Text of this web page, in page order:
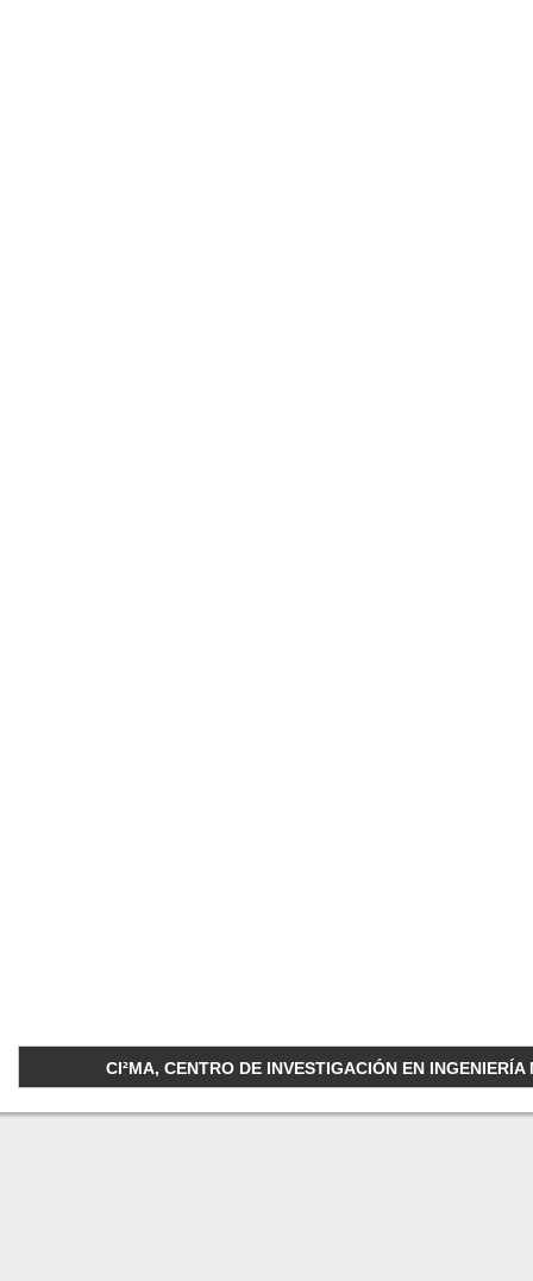
CI²MA, CENTRO DE INVESTIGACIÓN EN